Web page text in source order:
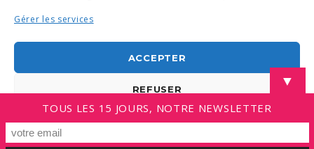
Gérer les services
ACCEPTER
REFUSER
VOIR LES PRÉFÉRENCES
© COPYRIGHT 2019. DEMAIN -
-CONDITIONS GÉNÉRALES
▼
TOUS LES 15 JOURS, NOTRE NEWSLETTER